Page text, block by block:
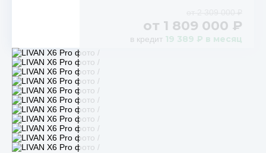
от 1 809 000 ₽
в кредит 19 389 ₽ в месяц